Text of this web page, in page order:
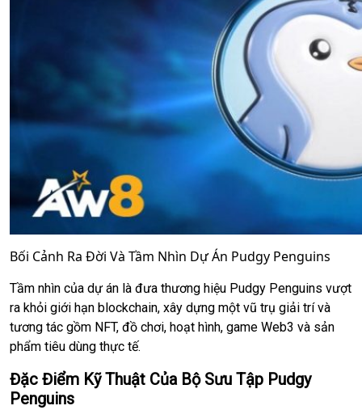
Bối Cảnh Ra Đời Và Tầm Nhìn Dự Án Pudgy Penguins
Tầm nhìn của dự án là đưa thương hiệu Pudgy Penguins vượt
ra khỏi giới hạn blockchain, xây dựng một vũ trụ giải trí và
tương tác gồm NFT, đồ chơi, hoạt hình, game Web3 và sản
phẩm tiêu dùng thực tế.
Đặc Điểm Kỹ Thuật Của Bộ Sưu Tập Pudgy
Penguins